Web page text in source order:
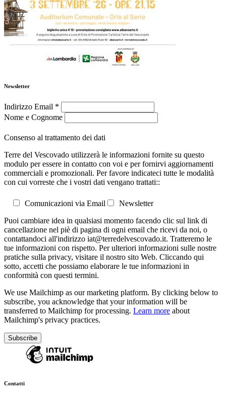
Newsletter
Indirizzo Email *
Nome e Cognome
Consenso al trattamento dei dati
Terre del Vescovado utilizzerà le informazioni fornite su questo
modulo per essere in contatto con voi e per fornirvi aggiornamenti
commerciali e promozionali. Per favore indicateci tutte le modalità
con cui vorreste che i vostri dati vengano trattati::
Comunicazioni via Email
Newsletter
Puoi cambiare idea in qualsiasi momento facendo clic sul link di
cancellazione nel piè di pagina di ogni email che ricevi da noi, o
contattandoci all'indirizzo iat@terredelvescovado.it. Tratteremo le
tue informazioni con rispetto. Per ulteriori informazioni sulle nostre
pratiche sulla privacy, visitare il nostro sito Web. Cliccando qui
sotto, accetti che possiamo elaborare le tue informazioni in
conformità con questi termini.
We use Mailchimp as our marketing platform. By clicking below to
subscribe, you acknowledge that your information will be
transferred to Mailchimp for processing. Learn more about
Mailchimp's privacy practices.
Contatti